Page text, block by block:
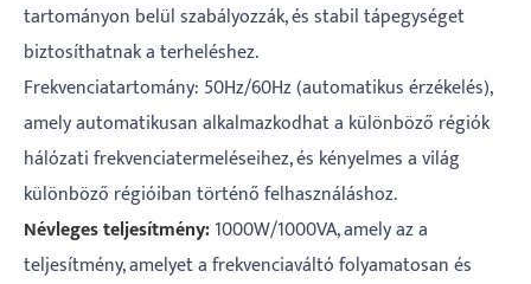
tartományon belül szabályozzák, és stabil tápegységet
biztosíthatnak a terheléshez.
Frekvenciatartomány: 50Hz/60Hz (automatikus érzékelés),
amely automatikusan alkalmazkodhat a különböző régiók
hálózati frekvenciatermeléseihez, és kényelmes a világ
különböző régióiban történő felhasználáshoz.
Névleges teljesítmény:1000W/1000VA, amely az a
teljesítmény, amelyet a frekvenciaváltó folyamatosan és